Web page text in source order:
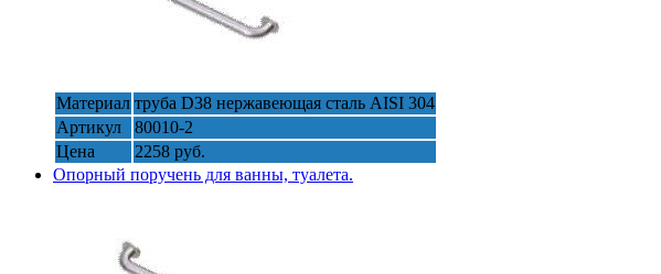
Материал труба D38 нержавеющая сталь AISI 304
Артикул
80010-2
Цена
2258 руб.
Опорный поручень для ванны, туалета.